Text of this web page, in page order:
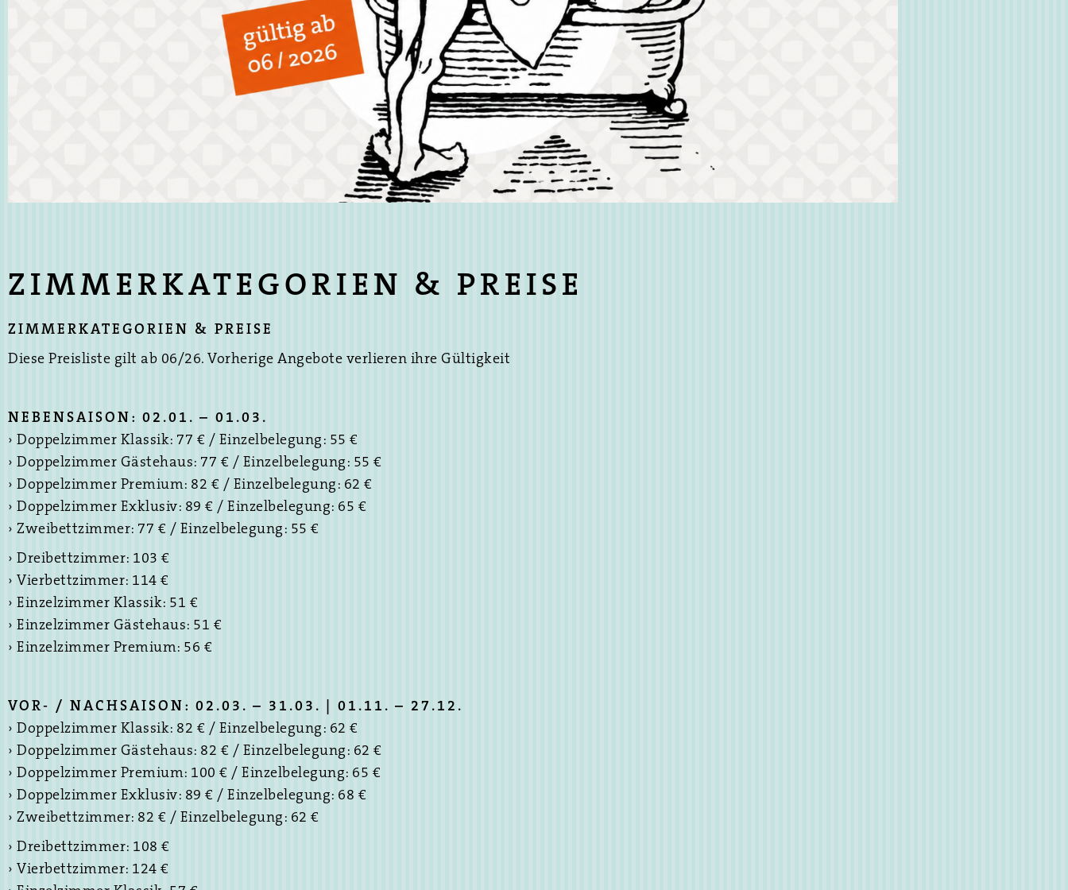
ZIMMERKATEGORIEN & PREISE
ZIMMERKATEGORIEN & PREISE
Diese Preisliste gilt ab 06/26. Vorherige Angebote verlieren ihre Gültigkeit
NEBENSAISON: 02.01. – 01.03.
› Doppelzimmer Klassik: 77 € / Einzelbelegung: 55 €
› Doppelzimmer Gästehaus: 77 € / Einzelbelegung: 55 €
› Doppelzimmer Premium: 82 € / Einzelbelegung: 62 €
› Doppelzimmer Exklusiv: 89 € / Einzelbelegung: 65 €
› Zweibettzimmer: 77 € / Einzelbelegung: 55 €
› Dreibettzimmer: 103 €
› Vierbettzimmer: 114 €
› Einzelzimmer Klassik: 51 €
› Einzelzimmer Gästehaus: 51 €
› Einzelzimmer Premium: 56 €
VOR- / NACHSAISON: 02.03. – 31.03. | 01.11. – 27.12.
› Doppelzimmer Klassik: 82 € / Einzelbelegung: 62 €
› Doppelzimmer Gästehaus: 82 € / Einzelbelegung: 62 €
› Doppelzimmer Premium: 100 € / Einzelbelegung: 65 €
› Doppelzimmer Exklusiv: 89 € / Einzelbelegung: 68 €
› Zweibettzimmer: 82 € / Einzelbelegung: 62 €
› Dreibettzimmer: 108 €
› Vierbettzimmer: 124 €